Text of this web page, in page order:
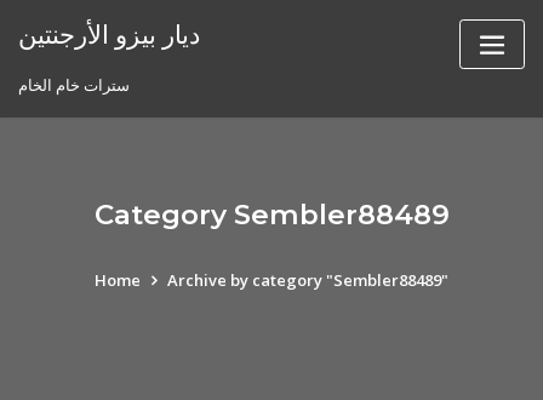
ديار بيزو الأرجنتين
سترات خام الخام
Category Sembler88489
Home Archive by category "Sembler88489"